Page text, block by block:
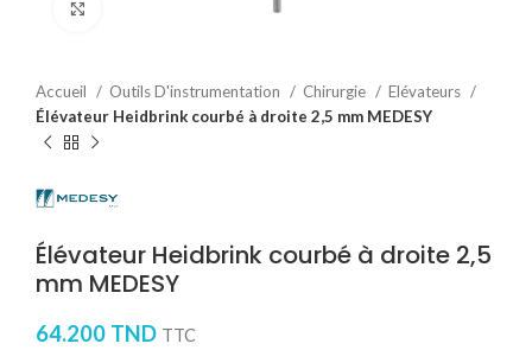
Accueil Outils D'instrumentation Chirurgie
Elévateurs
Élévateur Heidbrink courbé à droite 2,5 mm MEDESY
Élévateur Heidbrink courbé à droite 2,5
mm MEDESY
64.200 TND TTC